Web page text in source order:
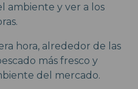
ambiente y ver a los
hora, alrededor de las
más fresco y
del mercado.